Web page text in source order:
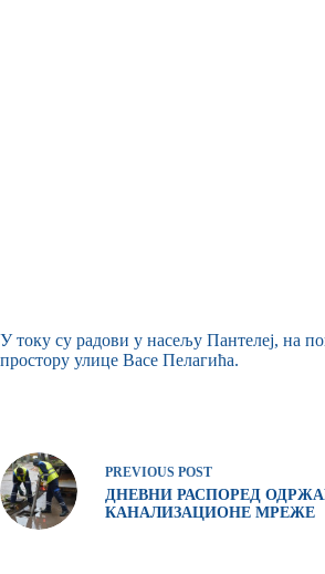
У току су радови у насељу Пантелеј, на
простору улице Васе Пелагића.
PREVIOUS POST
ДНЕВНИ РАСПОРЕД
КАНАЛИЗАЦИОНЕ МРЕЖЕ